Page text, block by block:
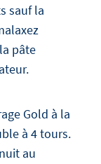
sauf la
pâte
Gold à la
à 4 tours.
au